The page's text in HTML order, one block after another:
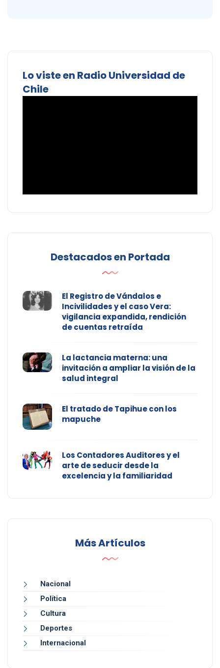
Lo viste en Radio Universidad de
Chile
Destacados en Portada
El Registro de Vándalos e
Incivilidades y el caso Vera:
vigilancia expandida, rendición
de cuentas retraída
La lactancia materna: una
invitación a ampliar la visión de la
salud integral
El tratado de Tapihue con los
mapuche
Los Contadores Auditores y el
arte de seducir desde la
excelencia y la familiaridad
Más Artículos
Nacional
Política
Cultura
Deportes
Internacional